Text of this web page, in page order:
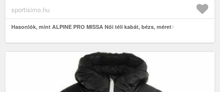
sportisimo.hu
Hasonlók, mint ALPINE PRO MISSA Női téli kabát, bézs, méret